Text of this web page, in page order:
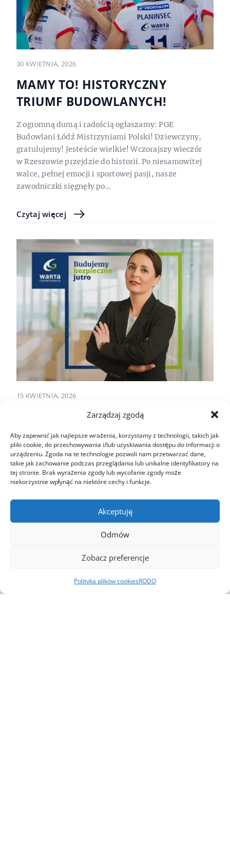
Zarządzaj zgodą
Aby zapewnić jak najlepsze wrażenia, korzystamy z technologii, takich jak
pliki cookie, do przechowywania i/lub uzyskiwania dostępu do informacji o
urządzeniu. Zgoda na te technologie pozwoli nam przetwarzać dane,
takie jak zachowanie podczas przeglądania lub unikalne identyfikatory na
tej stronie. Brak wyrażenia zgody lub wycofanie zgody może
niekorzystnie wpłynąć na niektóre cechy i funkcje.
Akceptuję
Odmów
Zobacz preferencje
Polityka plików cookiesRODO
MAMY TO! HISTORYCZNY
TRIUMF BUDOWLANYCH!
30 KWIETNIA, 2026
Z ogromną dumą i radością ogłaszamy: PGE
Budowlani Łódź Mistrzyniami Polski! Dziewczyny,
gratulujemy! Jesteście wielkie! Wczorajszy wieczór
w Rzeszowie przejdzie do historii. Po niesamowitej
walce, pełnej emocji i sportowej pasji, nasze
zawodniczki sięgnęły po…
Czytaj więcej
Monika Porębska nominowana
do konkursu Top Woman in Real
Estate!
15 KWIETNIA, 2026
Z przyjemnością informujemy, że Pani Monika
Porębska, pełniąca w Cementowni Warta S.A. funkcję
Pełnomocnika Zarządu ds. zrównoważonego rozwoju
i odpowiedzialnego biznesu, została nominowana
do tegorocznej edycji konkursu Top Woman in Real